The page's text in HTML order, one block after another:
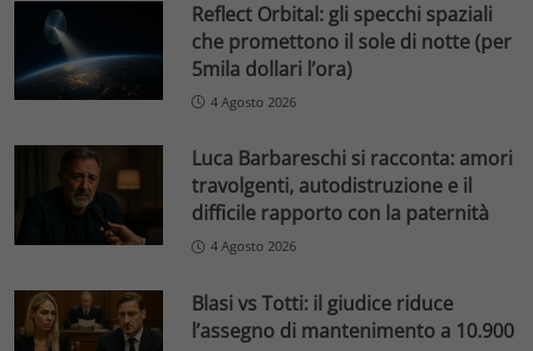
Reflect Orbital: gli specchi spaziali
che promettono il sole di notte (per
5mila dollari l’ora)
4 Agosto 2026
Luca Barbareschi si racconta: amori
travolgenti, autodistruzione e il
difficile rapporto con la paternità
4 Agosto 2026
Blasi vs Totti: il giudice riduce
l’assegno di mantenimento a 10.900